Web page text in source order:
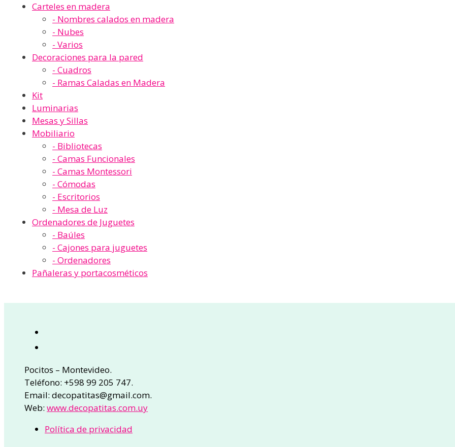
Carteles en madera
- Nombres calados en madera
- Nubes
- Varios
Decoraciones para la pared
- Cuadros
- Ramas Caladas en Madera
Kit
Luminarias
Mesas y Sillas
Mobiliario
- Bibliotecas
- Camas Funcionales
- Camas Montessori
- Cómodas
- Escritorios
- Mesa de Luz
Ordenadores de Juguetes
- Baúles
- Cajones para juguetes
- Ordenadores
Pañaleras y portacosméticos
Pocitos – Montevideo.
Teléfono: +598 99 205 747.
Email: decopatitas@gmail.com.
Web: www.decopatitas.com.uy
Política de privacidad